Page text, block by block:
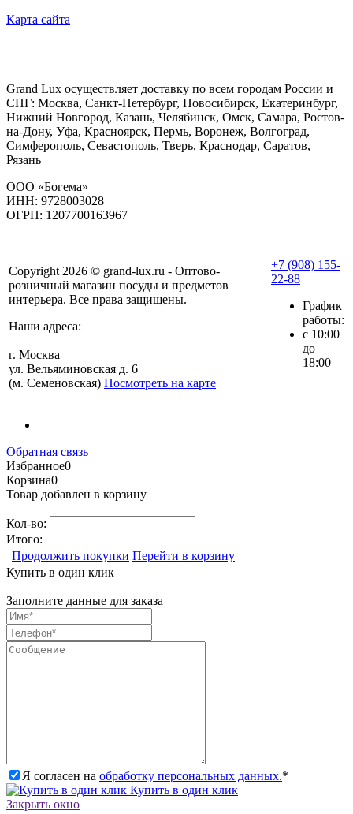
Карта сайта
Grand Lux осуществляет доставку по всем городам России и
СНГ: Москва, Санкт-Петербург, Новосибирск, Екатеринбург,
Нижний Новгород, Казань, Челябинск, Омск, Самара, Ростов-
на-Дону, Уфа, Красноярск, Пермь, Воронеж, Волгоград,
Симферополь, Севастополь, Тверь, Краснодар, Саратов,
Рязань
ООО «Богема»
ИНН: 9728003028
ОГРН: 1207700163967
Copyright 2026 © grand-lux.ru - Оптово-
розничный магазин посуды и предметов
интерьера. Все права защищены.
Наши адреса:
г. Москва
ул. Вельяминовская д. 6
(м. Семеновская) Посмотреть на карте
+7 (908) 155-
22-88
График
работы:
с 10:00
до
18:00
Обратная связь
Избранное0
Корзина0
Товар добавлен в корзину
Кол-во:
Итого:
Продолжить покупки Перейти в корзину
Купить в один клик
Заполните данные для заказа
Я согласен на обработку персональных данных.*
Купить в один клик
Закрыть окно